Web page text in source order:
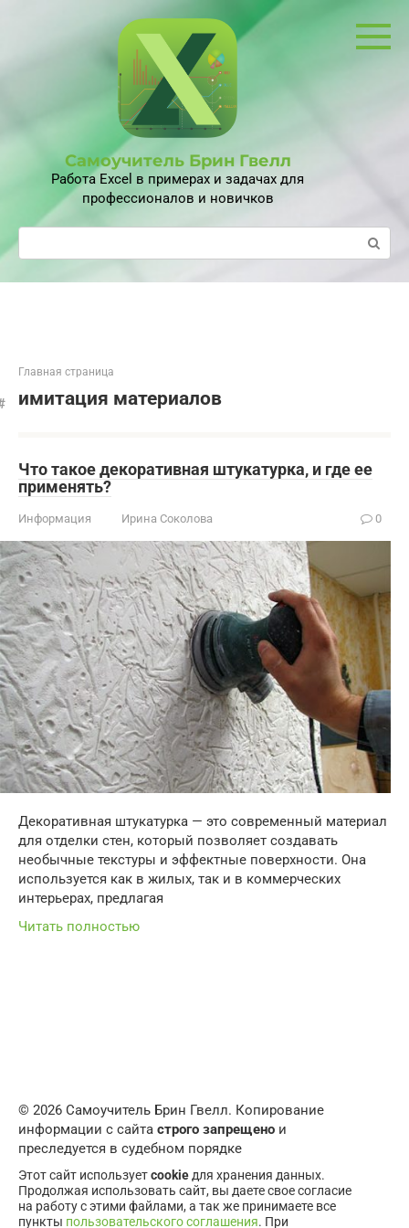
Самоучитель Брин Гвелл
Работа Excel в примерах и задачах для
профессионалов и новичков
Поиск:
Главная страница
имитация материалов
Что такое декоративная штукатурка, и где ее
применять?
Информация Ирина Соколова 0
Декоративная штукатурка — это современный материал
для отделки стен, который позволяет создавать
необычные текстуры и эффектные поверхности. Она
используется как в жилых, так и в коммерческих
интерьерах, предлагая
Читать полностью
© 2026 Самоучитель Брин Гвелл. Копирование
информации с сайта строго запрещено и
преследуется в судебном порядке
Этот сайт используетcookie для хранения данных.
Продолжая использовать сайт, вы даете свое согласие
на работу с этими файлами, а так же принимаете все
пункты пользовательского соглашения. При